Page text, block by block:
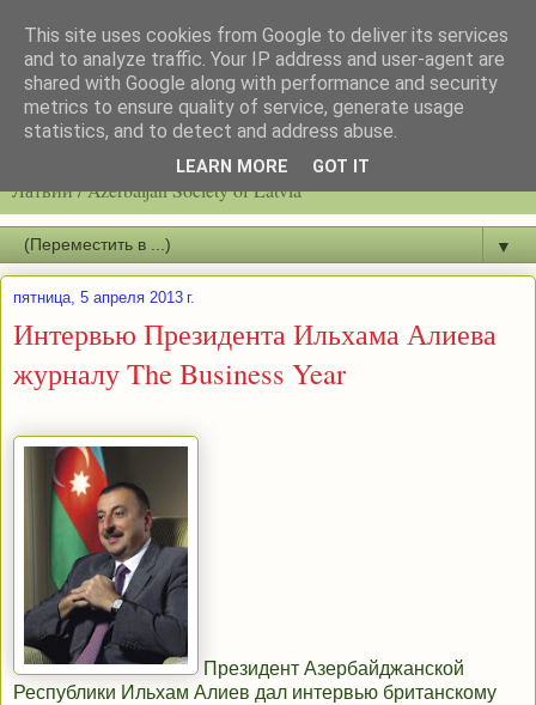
Latvijas azerbaidžāņu biedrību / Общество азербайджанцев
Латвии / Azerbaijan Society of Latvia
▼
пятница, 5 апреля 2013 г.
Интервью Президента Ильхама Алиева
журналу The Business Year
Президент Азербайджанской
Республики Ильхам Алиев дал интервью британскому
This site uses cookies from Google to deliver its services
and to analyze traffic. Your IP address and user-agent are
shared with Google along with performance and security
metrics to ensure quality of service, generate usage
statistics, and to detect and address abuse.
LEARN MORE GOT IT